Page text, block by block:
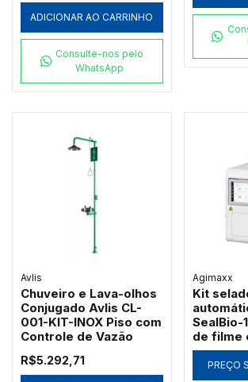
ADICIONAR AO CARRINHO
Consulte-nos pelo
WhatsApp
Avlis
Chuveiro e Lava-olhos
Conjugado Avlis CL-
001-KIT-INOX Piso com
Controle de Vazão
R$5.292,71
Agimaxx
Kit
SealBio-
de filme
7"
PREÇO